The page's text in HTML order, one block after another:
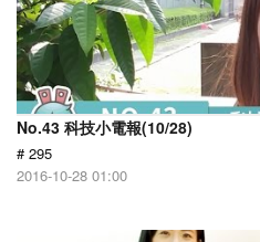
No.43 科技小電報(10/28)
# 295
2016-10-28 01:00